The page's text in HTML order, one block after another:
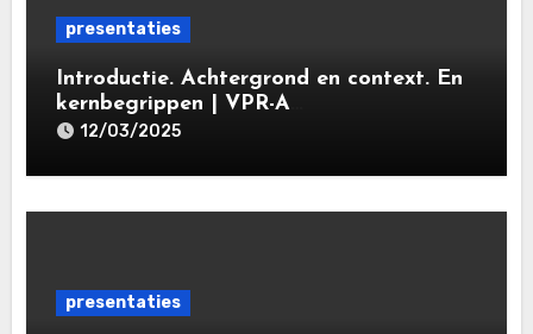
presentaties
Introductie. Achtergrond en context. En
kernbegrippen | VPR-A
specialisatieopleiding Privacy- en
Leiden Law Academy 18 maart 2025
12/03/2025
presentaties